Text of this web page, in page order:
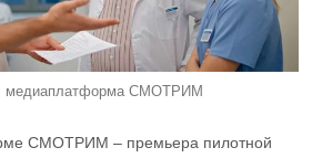
медиаплатформа СМОТРИМ
СМОТРИМ – премьера пилотной